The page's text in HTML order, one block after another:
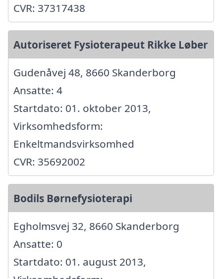
CVR: 37317438
Autoriseret Fysioterapeut Rikke Løber
Gudenåvej 48, 8660 Skanderborg
Ansatte: 4
Startdato: 01. oktober 2013,
Virksomhedsform:
Enkeltmandsvirksomhed
CVR: 35692002
Bodils Børnefysioterapi
Egholmsvej 32, 8660 Skanderborg
Ansatte: 0
Startdato: 01. august 2013,